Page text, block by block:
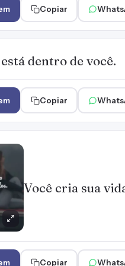
Copiar
dentro de você.
Copiar
Você cria sua
Copiar